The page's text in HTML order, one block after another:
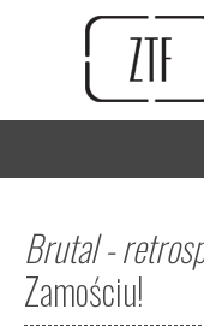
Brutal -
Zamościu!